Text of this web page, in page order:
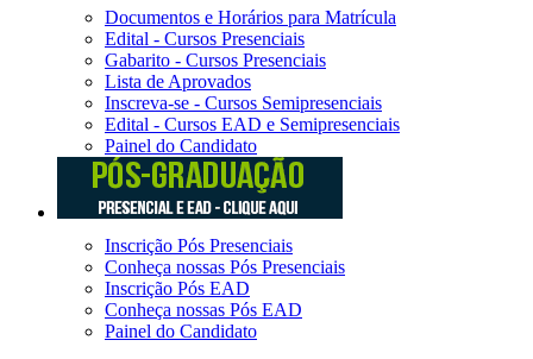
Documentos e Horários para Matrícula
Edital - Cursos Presenciais
Gabarito - Cursos Presenciais
Lista de Aprovados
Inscreva-se - Cursos Semipresenciais
Edital - Cursos EAD e Semipresenciais
Painel do Candidato
Inscrição Pós Presenciais
Conheça nossas Pós Presenciais
Inscrição Pós EAD
Conheça nossas Pós EAD
Painel do Candidato